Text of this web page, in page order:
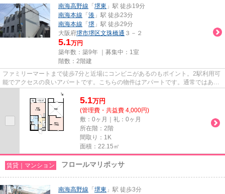
南海高野線 「 堺東 」駅 徒歩19分
南海本線 「 湊 」駅 徒歩23分
南海本線 「 堺 」駅 徒歩29分
大阪府堺市堺区文珠橋通 ３－２
5.1万円
築年数：築9年 ｜募集中： 1室
階数：2階建
ファミリーマートまで徒歩7分と近場にコンビニがあるのもポイント。2駅利用可
能でアクセスの良いアパートです。こちらの物件はアパートです。通常ではあり
5.1万円
(管理費・共益費 4,000円)
敷：0ヶ月｜礼：0ヶ月
所在階：2階
間取り：1K
面積：22.15㎡
賃貸｜マンション フロールマリポッサ
南海高野線 「 堺東 」駅 徒歩3分